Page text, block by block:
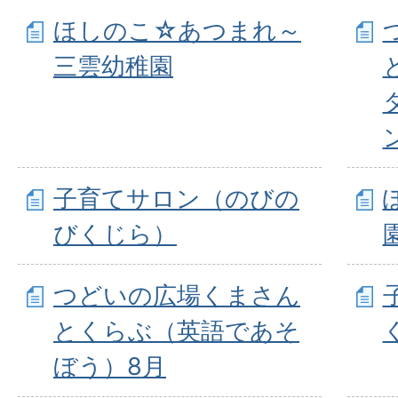
ほしのこ☆あつまれ～
三雲幼稚園
子育てサロン（のびの
びくじら）
つどいの広場くまさん
とくらぶ（英語であそ
ぼう）8月